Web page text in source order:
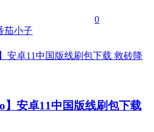
0
茄小子
】安卓11中国版线刷包下载